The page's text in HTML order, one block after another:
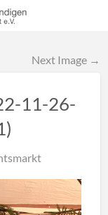
Next Image →
11-26-